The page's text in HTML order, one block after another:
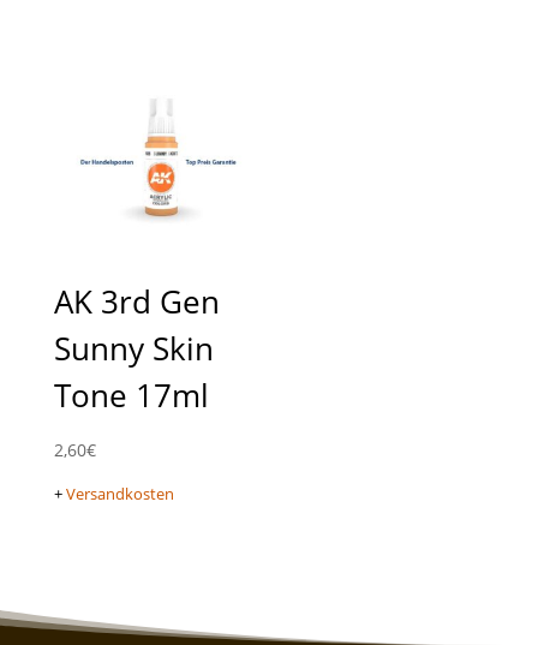
AK 3rd Gen
Sunny Skin
Tone 17ml
2,60€
+Versandkosten